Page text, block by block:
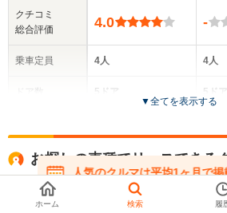
クチコミ
総合評価
乗車定員
4.0
4人
5ドア
全高
全幅
-
4人
5ドア
▼全てを表示する
お探しの車種でリースできる
ダイハツ
人気のクルマは平均1ヶ月で掲
在庫が無くなる前にお問い合わせく
ホーム 検索 履